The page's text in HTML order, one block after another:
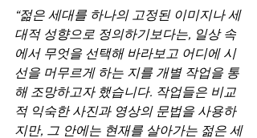
“젊은 세대를 하나의 고정된 이미지나 세
대적 성향으로 정의하기보다는, 일상 속
에서 무엇을 선택해 바라보고 어디에 시
선을 머무르게 하는 지를 개별 작업을 통
해 조망하고자 했습니다. 작업들은 비교
적 익숙한 사진과 영상의 문법을 사용하
지만, 그 안에는 현재를 살아가는 젊은 세